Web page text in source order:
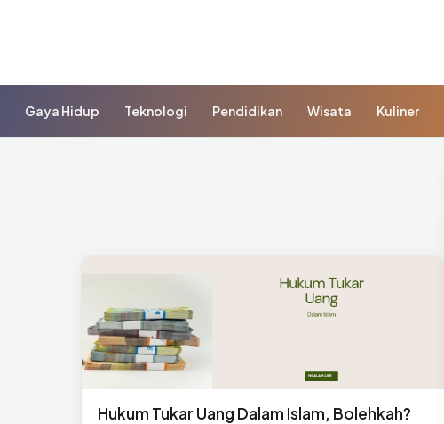
Gaya Hidup Teknologi Pendidikan Wisata Kuliner
Hukum Tukar Uang Dalam Islam, Bolehkah?